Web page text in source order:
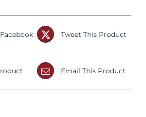
Tweet This Product
Email This Product